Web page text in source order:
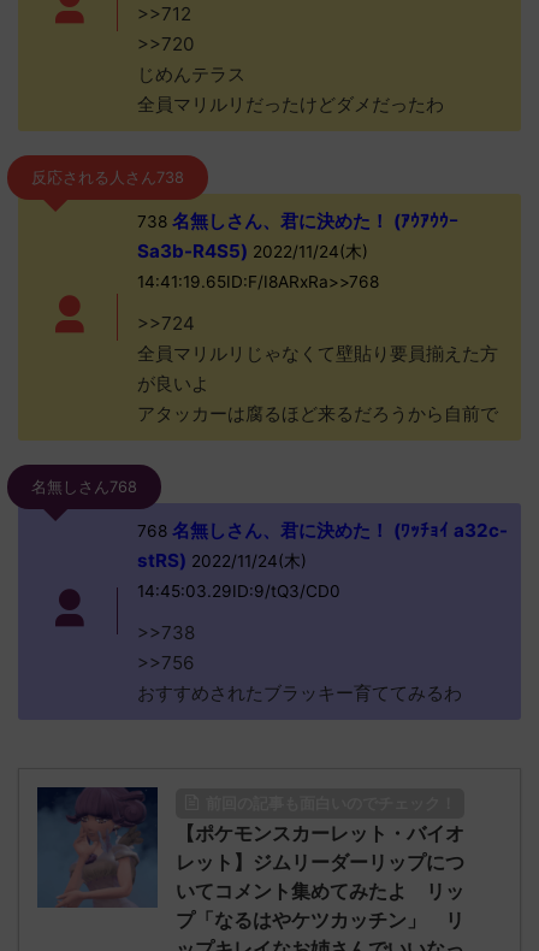
>>712
>>720
じめんテラス
全員マリルリだったけどダメだったわ
反応される人さん738
738名無しさん、君に決めた！ (ｱｳｱｳｳｰ
Sa3b-R4S5) 2022/11/24(木)
14:41:19.65ID:F/I8ARxRa>>768
>>724
全員マリルリじゃなくて壁貼り要員揃えた方
が良いよ
アタッカーは腐るほど来るだろうから自前で
名無しさん768
768名無しさん、君に決めた！ (ﾜｯﾁｮｲ a32c-
stRS) 2022/11/24(木)
14:45:03.29ID:9/tQ3/CD0
>>738
>>756
おすすめされたブラッキー育ててみるわ
【ポケモンスカーレット・バイオ
レット】ジムリーダーリップにつ
いてコメント集めてみたよ リッ
プ「なるはやケツカッチン」 リ